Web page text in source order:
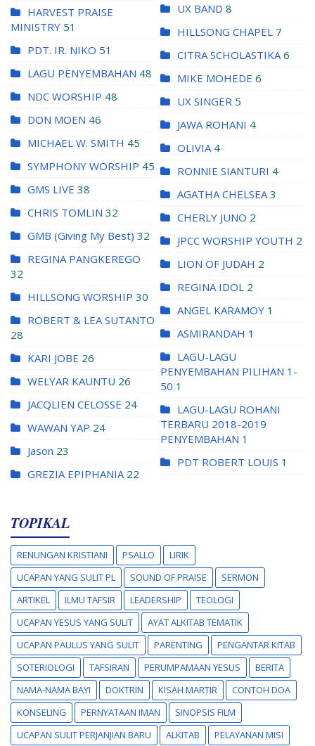
HARVEST PRAISE
MINISTRY 51
PDT. IR. NIKO 51
LAGU PENYEMBAHAN 48
NDC WORSHIP 48
DON MOEN 46
MICHAEL W. SMITH 45
SYMPHONY WORSHIP 45
GMS LIVE 38
CHRIS TOMLIN 32
GMB (Giving My Best) 32
REGINA PANGKEREGO
32
HILLSONG WORSHIP 30
ROBERT & LEA SUTANTO
28
KARI JOBE 26
WELYAR KAUNTU 26
JACQLIEN CELOSSE 24
WAWAN YAP 24
Jason 23
GREZIA EPIPHANIA 22
UX BAND 8
HILLSONG CHAPEL 7
CITRA SCHOLASTIKA 6
MIKE MOHEDE 6
UX SINGER 5
JAWA ROHANI 4
OLIVIA 4
RONNIE SIANTURI 4
AGATHA CHELSEA 3
CHERLY JUNO 2
JPCC WORSHIP YOUTH 2
LION OF JUDAH 2
REGINA IDOL 2
ANGEL KARAMOY 1
ASMIRANDAH 1
LAGU-LAGU
PENYEMBAHAN PILIHAN 1-
50 1
LAGU-LAGU ROHANI
TERBARU 2018-2019
PENYEMBAHAN 1
PDT ROBERT LOUIS 1
TOPIKAL
RENUNGAN KRISTIANI PSALLO
LIRIK
UCAPAN YANG SULIT PL
SOUND OF PRAISE
SERMON
ARTIKEL
ILMU TAFSIR LEADERSHIP
TEOLOGI
UCAPAN YESUS YANG SULIT
AYAT ALKITAB TEMATIK
UCAPAN PAULUS YANG SULIT
PARENTING
PENGANTAR KITAB
SOTERIOLOGI
TAFSIRAN PERUMPAMAAN YESUS
BERITA
NAMA-NAMA BAYI
DOKTRIN KISAH MARTIR
CONTOH DOA
KONSELING
PERNYATAAN IMAN
SINOPSIS FILM
UCAPAN SULIT PERJANJIAN BARU
ALKITAB
PELAYANAN MISI